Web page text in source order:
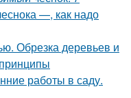
—, как надо
Обрезка деревьев и
работы в саду.